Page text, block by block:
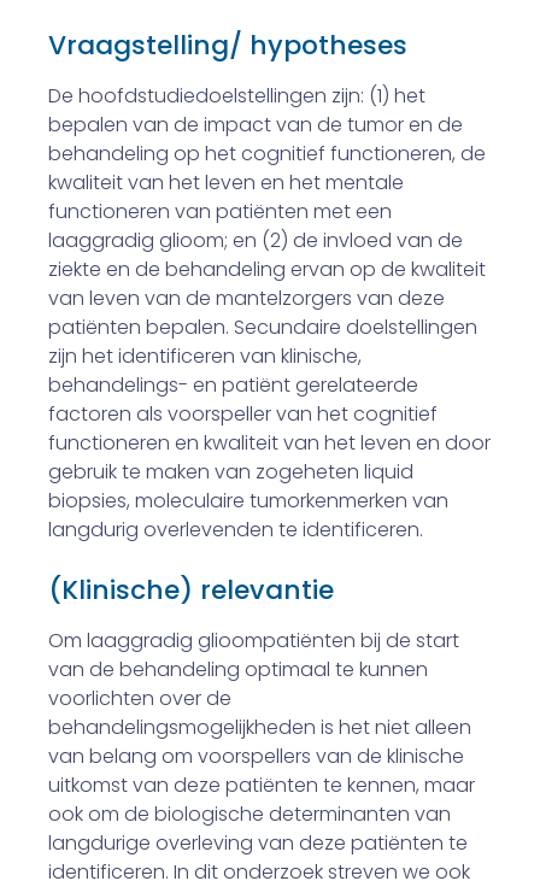
Vraagstelling/ hypotheses
De hoofdstudiedoelstellingen zijn: (1) het
bepalen van de impact van de tumor en de
behandeling op het cognitief functioneren, de
kwaliteit van het leven en het mentale
functioneren van patiënten met een
laaggradig glioom; en (2) de invloed van de
ziekte en de behandeling ervan op de kwaliteit
van leven van de mantelzorgers van deze
patiënten bepalen. Secundaire doelstellingen
zijn het identificeren van klinische,
behandelings- en patiënt gerelateerde
factoren als voorspeller van het cognitief
functioneren en kwaliteit van het leven en door
gebruik te maken van zogeheten liquid
biopsies, moleculaire tumorkenmerken van
langdurig overlevenden te identificeren.
(Klinische) relevantie
Om laaggradig glioompatiënten bij de start
van de behandeling optimaal te kunnen
voorlichten over de
behandelingsmogelijkheden is het niet alleen
van belang om voorspellers van de klinische
uitkomst van deze patiënten te kennen, maar
ook om de biologische determinanten van
langdurige overleving van deze patiënten te
identificeren. In dit onderzoek streven we ook